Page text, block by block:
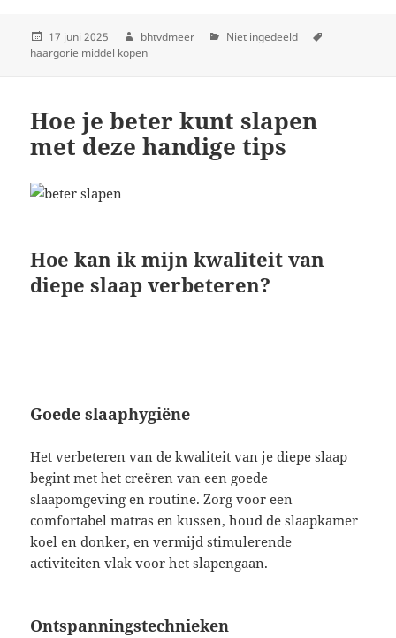
17 juni 2025 bhtvdmeer
Niet ingedeeld
haargorie middel kopen
Hoe je beter kunt slapen
met deze handige tips
Hoe kan ik mijn kwaliteit van
diepe slaap verbeteren?
Goede slaaphygiëne
Het verbeteren van de kwaliteit van je diepe slaap
begint met het creëren van een goede
slaapomgeving en routine. Zorg voor een
comfortabel matras en kussen, houd de slaapkamer
koel en donker, en vermijd stimulerende
activiteiten vlak voor het slapengaan.
Ontspanningstechnieken